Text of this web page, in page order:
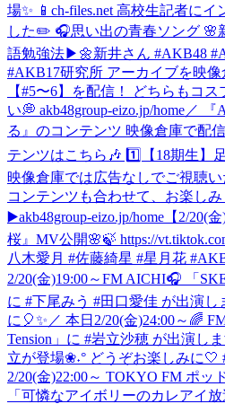
場✨ 📱ch-files.net 高校生記者に
した✏️ 🎧思い出の青春ソング
語勉強法▶︎🌼新井さん #AKB48
#AKB17研究所 アーカイブを映像
【#5〜6】を配信！ どちらもコ
い💭 akb48group-eizo.jp/home／ 『
る』のコンテンツ 映像倉庫で配信
テンツはこちら🎶 1️⃣【18期生】
映像倉庫では広告なしでご視聴
コンテンツも合わせて、お楽し
▶️akb48group-eizo.jp/home 【2/20(
桜』MV公開🌸🍃 https://
八木愛月 #佐藤綺星 #星月花
2/20(金)19:00～FM AICHI🎧 「
に #下尾みう #田口愛佳 が出演
に🎈✨ ／ 本日2/20(金)24:00～🌈
Tension」に #岩立沙穂 が出演し
立が登場❀˖° どうぞお楽しみに🤍
2/20(金)22:00～ TOKYO FM ポッ
「可憐なアイボリーのカレアイ